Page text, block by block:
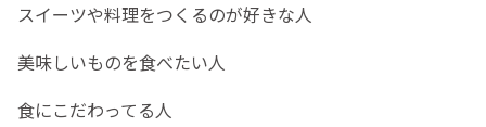
スイーツや料理をつくるのが好きな人
美味しいものを食べたい人
食にこだわってる人